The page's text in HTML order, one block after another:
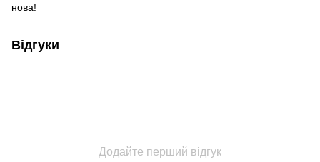
нова!
Відгуки
Додайте перший відгук